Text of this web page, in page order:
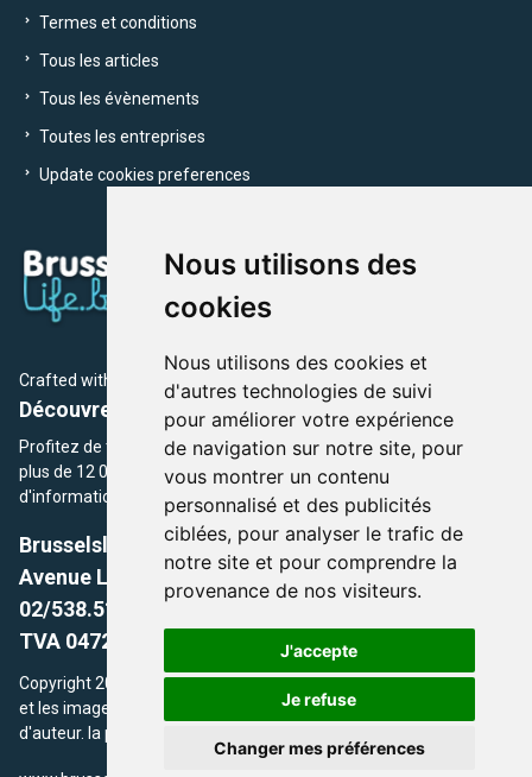
Nous utilisons des
cookies
Nous utilisons des cookies et
d'autres technologies de suivi
pour améliorer votre expérience
de navigation sur notre site, pour
vous montrer un contenu
personnalisé et des publicités
ciblées, pour analyser le trafic de
notre site et pour comprendre la
provenance de nos visiteurs.
J'accepte
Je refuse
Changer mes préférences
Termes et conditions
Tous les articles
Tous les évènements
Toutes les entreprises
Update cookies preferences
Crafted with by Brusselslife Team
Découvrez plus de 12 000 adresses et événements
Profitez de toutes les sections de BrusselsLife.be et découvrez
plus de 12 000 adresses et un grand choix d'événements,
d'informations et de conseils et astuces de notre écriture.
Brusselslife.be
Avenue Louise, 500 -1050 Ixelles, Brussels,
02/538.51.49.
TVA 0472.281.221
Copyright 2026 © Brusselslife.be Tous droits réservés. Le contenu
et les images utilisés sur ce site sont protégés par le droit
d'auteur. la propriétaires respectifs.